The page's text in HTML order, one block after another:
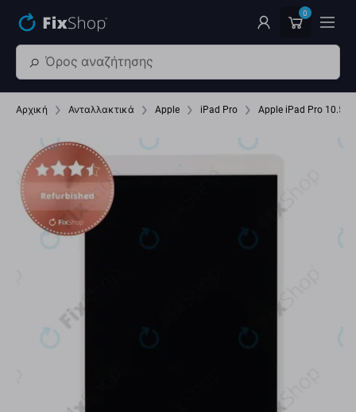
0
Αρχική Ανταλλακτικά Apple iPad Pro Apple iPad Pro 10.5